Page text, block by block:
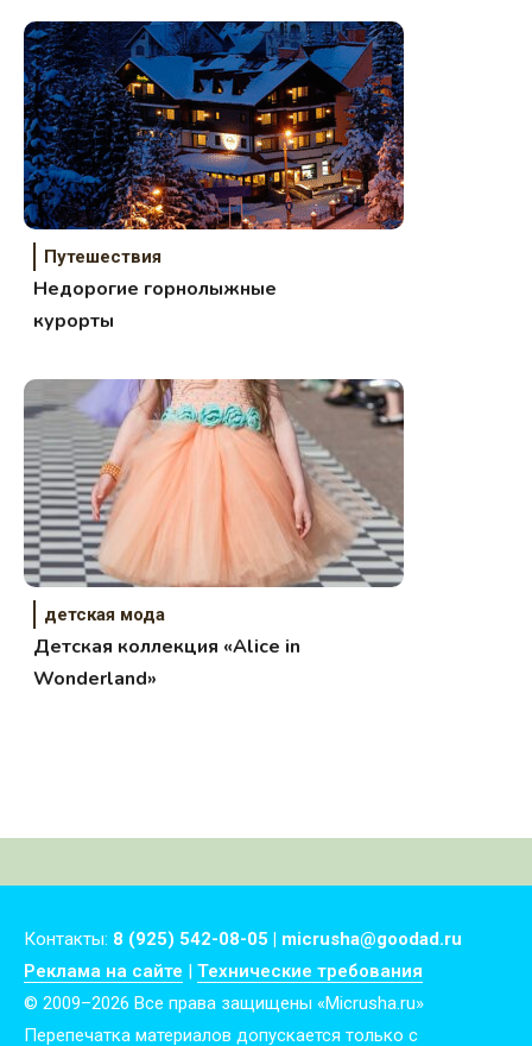
Путешествия
Недорогие горнолыжные
курорты
детская мода
Детская коллекция «Alice in
Wonderland»
Контакты: 8 (925) 542-08-05 | micrusha@goodad.ru
Реклама на сайте | Технические требования
© 2009–2026 Все права защищены «Micrusha.ru»
Перепечатка материалов допускается только с